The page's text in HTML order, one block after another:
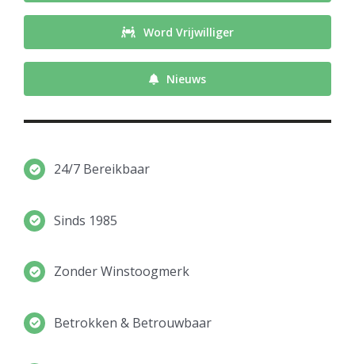
Word Vrijwilliger
Nieuws
24/7 Bereikbaar
Sinds 1985
Zonder Winstoogmerk
Betrokken & Betrouwbaar